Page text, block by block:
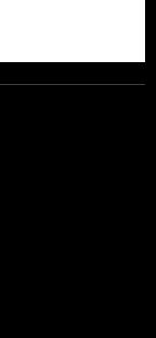
risalgono a
Cream”, la
dispositivi